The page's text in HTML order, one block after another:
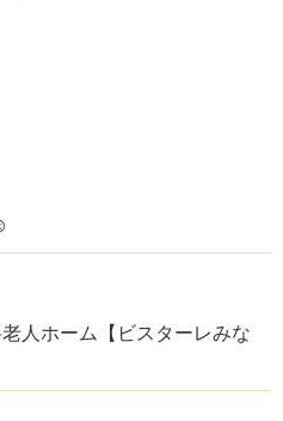
人ホーム【ビスターレみな